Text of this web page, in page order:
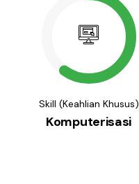
Skill (Keahlian Khusus)
Komputerisasi